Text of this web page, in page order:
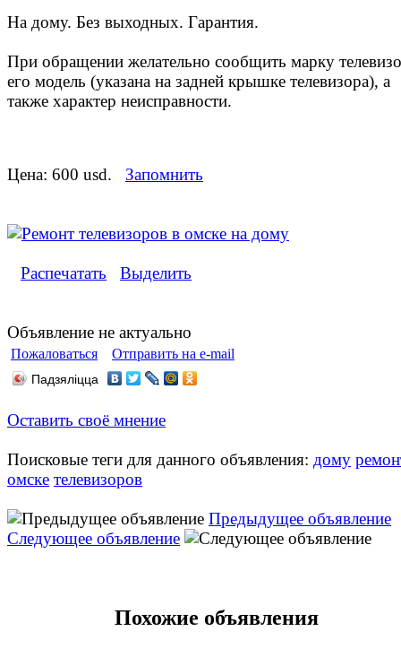
На дому. Без выходных. Гарантия.
При обращении желательно сообщить марку
его модель (указана на задней крышке телевизора), а
также характер неисправности.
Цена: 600 usd. Запомнить
Распечатать Выделить
Объявление не актуально
Пожаловаться Отправить на e-mail
Падзяліцца
Оставить своё мнение
Поисковые теги для данного объявления: дому
омске телевизоров
Предыдущее объявление
Следующее объявление
Похожие объявления